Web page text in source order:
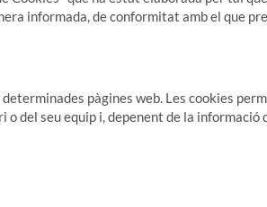
informada, de conformitat amb el que
pàgines web. Les cookies
del seu equip i, depenent de la